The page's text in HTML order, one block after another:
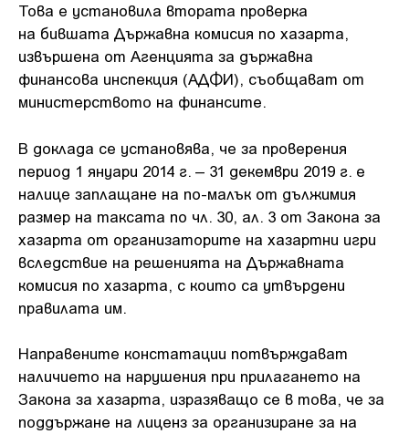
Това е установила втората проверка
на бившата Държавна комисия по хазарта,
извършена от Агенцията за държавна
финансова инспекция (АДФИ), съобщават от
министерството на финансите.
В доклада се установява, че за проверения
период 1 януари 2014 г. – 31 декември 2019 г. е
налице заплащане на по-малък от дължимия
размер на таксата по чл. 30, ал. 3 от Закона за
хазарта от организаторите на хазартни игри
вследствие на решенията на Държавната
комисия по хазарта, с които са утвърдени
правилата им.
Направените констатации потвърждават
наличието на нарушения при прилагането на
Закона за хазарта, изразяващо се в това, че за
поддържане на лиценз за организиране за на